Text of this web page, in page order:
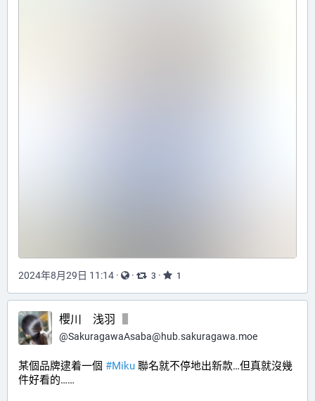
2024年8月29日 11:14 · · 3 · 1
櫻川 浅羽
@SakuragawaAsaba@hub.sakuragawa.moe
某個品牌逮着一個 #Miku 聯名就不停地出新款…但真就沒幾
件好看的……